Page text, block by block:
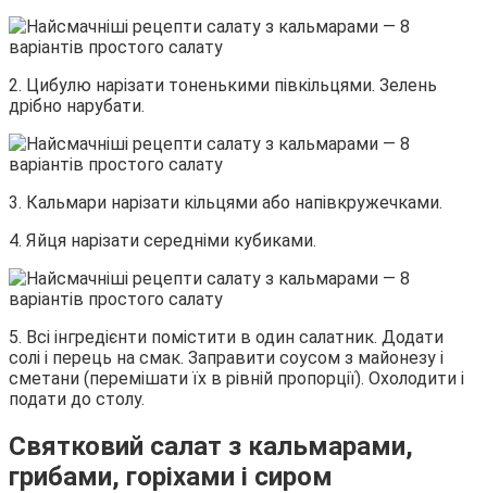
2. Цибулю нарізати тоненькими півкільцями. Зелень
дрібно нарубати.
3. Кальмари нарізати кільцями або напівкружечками.
4. Яйця нарізати середніми кубиками.
5. Всі інгредієнти помістити в один салатник. Додати
солі і перець на смак. Заправити соусом з майонезу і
сметани (перемішати їх в рівній пропорції). Охолодити і
подати до столу.
Святковий салат з кальмарами,
грибами, горіхами і сиром